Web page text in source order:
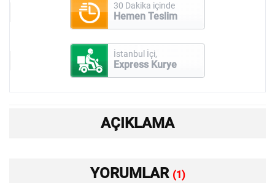
30 Dakika içinde
Hemen Teslim
İstanbul İçi,
Express Kurye
AÇIKLAMA
YORUMLAR (1)